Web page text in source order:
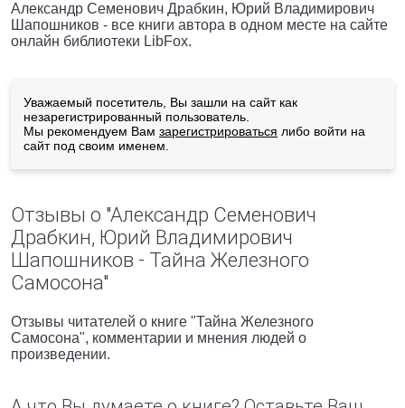
Александр Семенович Драбкин, Юрий Владимирович
Шапошников - все книги автора в одном месте на сайте
онлайн библиотеки LibFox.
Уважаемый посетитель, Вы зашли на сайт как
незарегистрированный пользователь.
Мы рекомендуем Вам зарегистрироваться либо войти на
сайт под своим именем.
Отзывы о "Александр Семенович
Драбкин, Юрий Владимирович
Шапошников - Тайна Железного
Самосона"
Отзывы читателей о книге "Тайна Железного
Самосона", комментарии и мнения людей о
произведении.